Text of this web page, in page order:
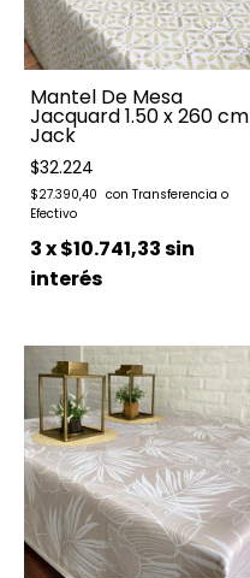
Mantel De Mesa
Jacquard 1.50 x 260 cm
Jack
$32.224
$27.390,40
3x$10.741,33sin
interés